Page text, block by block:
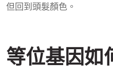
但回到頭髮顏色。
等位基因如